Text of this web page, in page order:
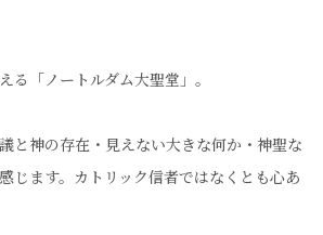
る「ノートルダム大聖堂」。
と神の存在・見えない大きな何か・神聖な
じます。カトリック信者ではなくとも心あ